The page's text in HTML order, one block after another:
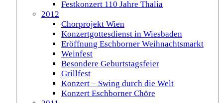
Festkonzert 110 Jahre Thalia
2012
Chorprojekt Wien
Konzertgottesdienst in Wiesbaden
Eröffnung Eschborner Weihnachtsmarkt
Weinfest
Besondere Geburtstagsfeier
Grillfest
Konzert – Swing durch die Welt
Konzert Eschborner Chöre